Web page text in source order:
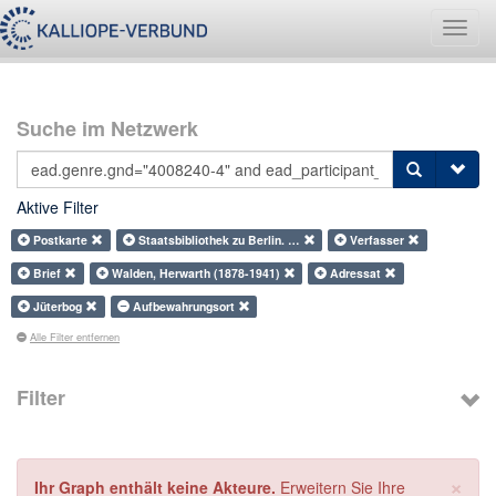
Suche im Netzwerk
Aktive Filter
Postkarte Staatsbibliothek zu Berlin. …
Verfasser
Brief
Walden, Herwarth (1878-1941)
Adressat
Jüterbog
Aufbewahrungsort
Alle Filter entfernen
Filter
×
Ihr Graph enthält keine Akteure. Erweitern Sie Ihre